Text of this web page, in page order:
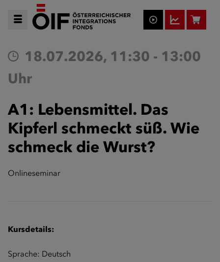
18.07.2026, 11:30 - 13:00
Uhr
A1: Lebensmittel. Das
Kipferl schmeckt süß. Wie
schmeck die Wurst?
Onlineseminar
Kursdetails:
Sprache: Deutsch